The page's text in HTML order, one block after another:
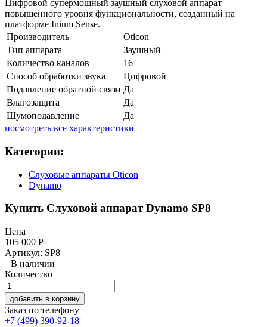
Цифровой супермощный заушный слуховой аппарат
повышенного уровня функциональности, созданный на
платформе Inium Sense.
Производитель
Oticon
Тип аппарата
Заушный
Количество каналов
16
Способ обработки звука
Цифровой
Подавление обратной связи Да
Влагозащита
Да
Шумоподавление
Да
посмотреть все характеристики
Категории:
Слуховые аппараты Oticon
Dynamo
Купить Слуховой аппарат Dynamo SP8
Цена
105 000 Р
Артикул: SP8
В наличии
Количество
добавить в корзину
Заказ по телефону
+7 (499) 390-92-18